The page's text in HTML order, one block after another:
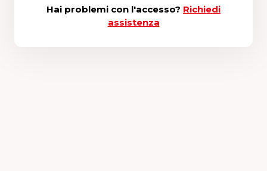
Hai problemi con l'accesso? Richiedi
assistenza